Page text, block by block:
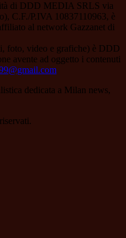
di DDD MEDIA SRLS via
C.F./P.IVA 10837110963, è
al network Gazzanet di
foto, video e grafiche) è DDD
avente ad oggetto i contenuti
dedicata a Milan news,